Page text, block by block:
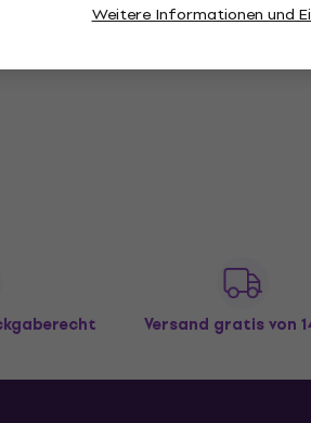
Weitere Informationen und
Versand gratisvon